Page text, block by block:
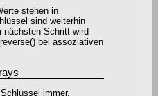
stehen in
sind weiterhin
nächsten Schritt wird
bei assoziativen
immer,